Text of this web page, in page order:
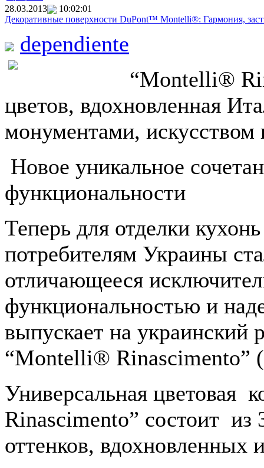
28.03.2013
10:02:01
Декоративные поверхности DuPont™ Montelli®: Гармония,
dependiente
“Montelli®
цветов, вдохновленная
монументами, искусством
Новое уникальное
функциональности
Теперь для отделки
потребителям Украины
отличающееся
функциональностью и
выпускает на
“Montelli® Rinascimento”
Универсальная цветовая
Rinascimento” состоит из
оттенков, вдохновленных